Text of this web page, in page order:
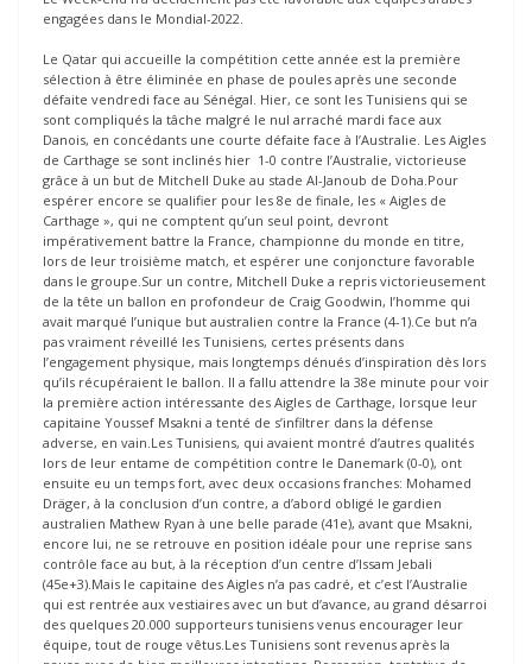
engagées dans le Mondial-2022.
Le Qatar qui accueille la compétition cette année est la première
sélection à être éliminée en phase de poules après une seconde
défaite vendredi face au Sénégal. Hier, ce sont les Tunisiens qui se
sont compliqués la tâche malgré le nul arraché mardi face aux
Danois, en concédants une courte défaite face à l’Australie. Les Aigles
de Carthage se sont inclinés hier 1-0 contre l’Australie, victorieuse
grâce à un but de Mitchell Duke au stade Al-Janoub de Doha.Pour
espérer encore se qualifier pour les 8e de finale, les « Aigles de
Carthage », qui ne comptent qu’un seul point, devront
impérativement battre la France, championne du monde en titre,
lors de leur troisième match, et espérer une conjoncture favorable
dans le groupe.Sur un contre, Mitchell Duke a repris victorieusement
de la tête un ballon en profondeur de Craig Goodwin, l’homme qui
avait marqué l’unique but australien contre la France (4-1).Ce but n’a
pas vraiment réveillé les Tunisiens, certes présents dans
l’engagement physique, mais longtemps dénués d’inspiration dès lors
qu’ils récupéraient le ballon. Il a fallu attendre la 38e minute pour voir
la première action intéressante des Aigles de Carthage, lorsque leur
capitaine Youssef Msakni a tenté de s’infiltrer dans la défense
adverse, en vain.Les Tunisiens, qui avaient montré d’autres qualités
lors de leur entame de compétition contre le Danemark (0-0), ont
ensuite eu un temps fort, avec deux occasions franches: Mohamed
Dräger, à la conclusion d’un contre, a d’abord obligé le gardien
australien Mathew Ryan à une belle parade (41e), avant que Msakni,
encore lui, ne se retrouve en position idéale pour une reprise sans
contrôle face au but, à la réception d’un centre d’Issam Jebali
(45e+3).Mais le capitaine des Aigles n’a pas cadré, et c’est l’Australie
qui est rentrée aux vestiaires avec un but d’avance, au grand désarroi
des quelques 20.000 supporteurs tunisiens venus encourager leur
équipe, tout de rouge vêtus.Les Tunisiens sont revenus après la